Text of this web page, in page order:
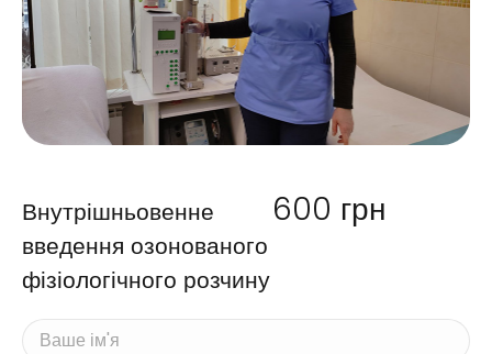
Внутрішньовенне
введення озонованого
фізіологічного розчину
600 грн